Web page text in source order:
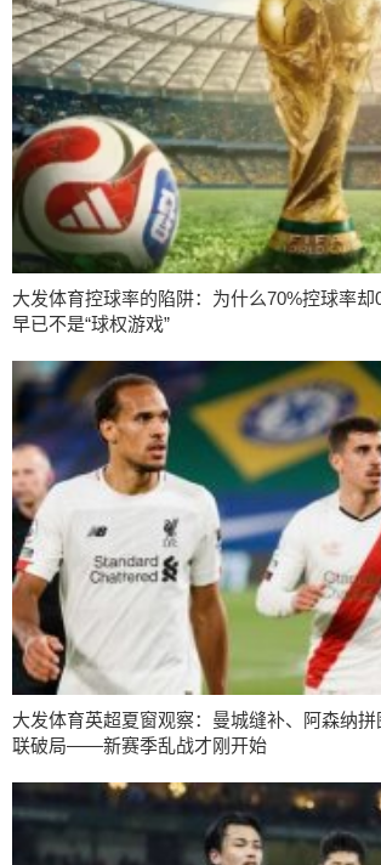
大发体育控球率的陷阱：为什么70%控球率
早已不是“球权游戏”
大发体育英超夏窗观察：曼城缝补、阿森纳
联破局——新赛季乱战才刚开始